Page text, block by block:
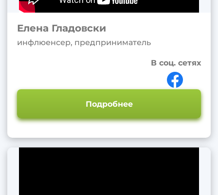
Елена Гладовски
инфлюенсер, предприниматель
В соц. сетях
Подробнее